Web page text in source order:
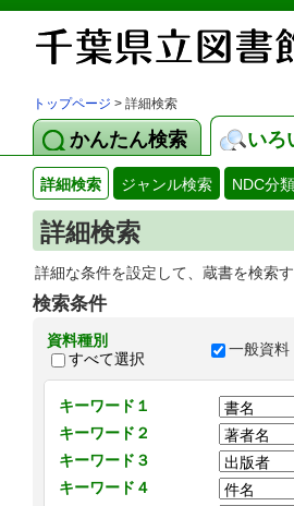
トップページ > 詳細検索
かんたん検索 いろ
詳細検索 ジャンル検索 NDC分
詳細検索
詳細な条件を設定して、蔵書を検索
検索条件
資料種別
すべて選択
一般資料
キーワード１
キーワード２
キーワード３
キーワード４